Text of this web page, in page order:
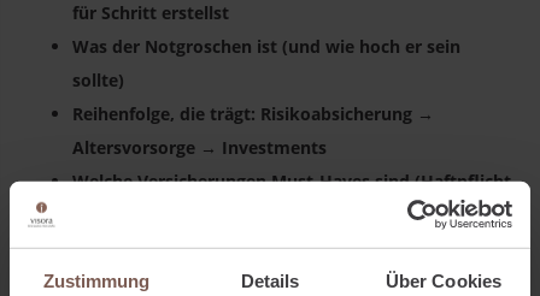
Zustimmung Details Über Cookies
für Schritt erstellst
Was der Notgroschen ist (und wie hoch er sein
sollte)
Reihenfolge, die trägt: Risikoabsicherung →
Altersvorsorge → Investments
Welche Versicherungen Must-Haves sind (Haftpflicht,
Wo Policen oft überflüssig sind (z. B. „Nice-to-have“-
Kleinschutz)